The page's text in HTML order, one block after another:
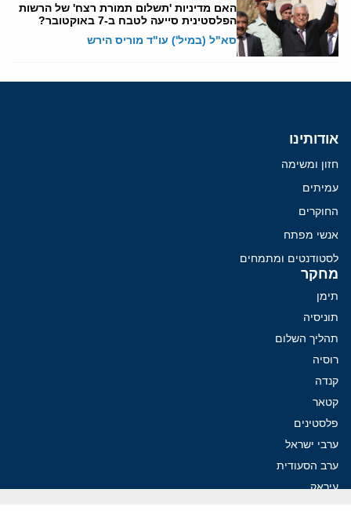
האם מדיניות 'תשלום תמורת רצח' של הרשות
הפלסטינית סייעה לטבח ב-7 באוקטובר?
סא"ל (במיל') עו"ד מוריס הירש
אודותינו
חזון ומשימה
עמיתים
החוקרים
אנשי מפתח
לסטודנטים ומתמחים
מחקר
תימן
תוניסיה
תהליך השלום
רוסיה
קנדה
קטאר
פלסטינים
ערבי ישראל
ערב הסעודית
עיראק